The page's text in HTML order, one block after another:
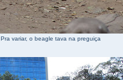
Pra variar, o beagle tava na preguiça